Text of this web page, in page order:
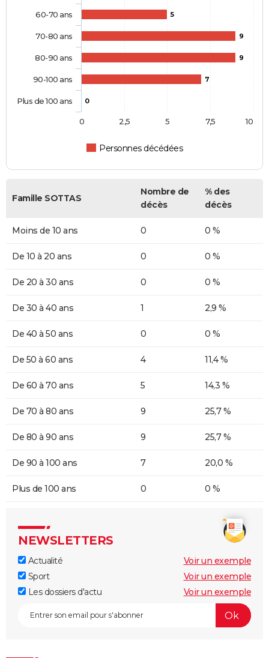
5
9
9
7
0
Personnes décédées
60-70 ans
70-80 ans
80-90 ans
90-100 ans
Plus de 100 ans
0 10
2,5 5 7,5
Famille SOTTAS
Nombre de
décès
% des
décès
Moins de 10 ans 0 0 %
De 10 à 20 ans 0 0 %
De 20 à 30 ans 0 0 %
De 30 à 40 ans 1 2,9 %
De 40 à 50 ans 0 0 %
De 50 à 60 ans 4 11,4 %
De 60 à 70 ans 5 14,3 %
De 70 à 80 ans 9 25,7 %
De 80 à 90 ans 9 25,7 %
De 90 à 100 ans 7 20,0 %
Plus de 100 ans 0 0 %
NEWSLETTERS
Actualité
Voir un exemple
Sport
Voir un exemple
Les dossiers d'actu
Voir un exemple